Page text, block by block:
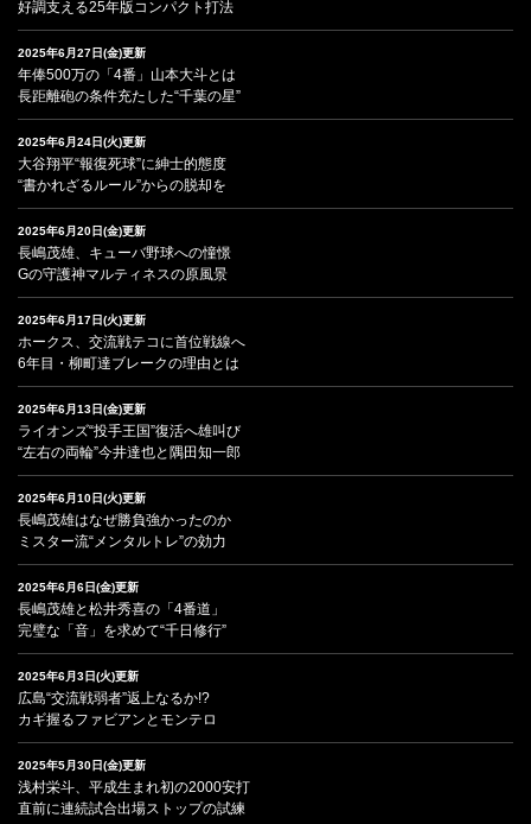
好調支える25年版コンパクト打法
2025年6月27日(金)更新
年俸500万の「4番」山本大斗とは
長距離砲の条件充たした“千葉の星”
2025年6月24日(火)更新
大谷翔平“報復死球”に紳士的態度
“書かれざるルール”からの脱却を
2025年6月20日(金)更新
長嶋茂雄、キューバ野球への憧憬
Gの守護神マルティネスの原風景
2025年6月17日(火)更新
ホークス、交流戦テコに首位戦線へ
6年目・柳町達ブレークの理由とは
2025年6月13日(金)更新
ライオンズ“投手王国”復活へ雄叫び
“左右の両輪”今井達也と隅田知一郎
2025年6月10日(火)更新
長嶋茂雄はなぜ勝負強かったのか
ミスター流“メンタルトレ”の効力
2025年6月6日(金)更新
長嶋茂雄と松井秀喜の「4番道」
完璧な「音」を求めて“千日修行”
2025年6月3日(火)更新
広島“交流戦弱者”返上なるか!?
カギ握るファビアンとモンテロ
2025年5月30日(金)更新
浅村栄斗、平成生まれ初の2000安打
直前に連続試合出場ストップの試練